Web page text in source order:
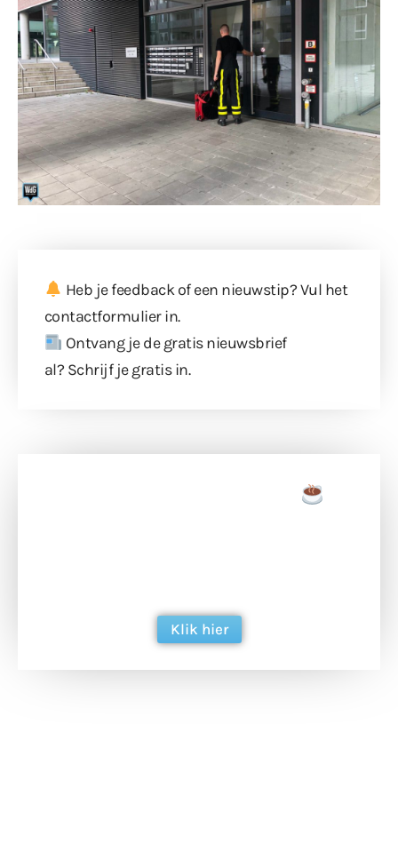
Heb je feedback of een nieuwstip? Vul het
contactformulierin.
Ontvang je de gratis nieuwsbrief
al? Schrijf je gratis in.
Klik hier